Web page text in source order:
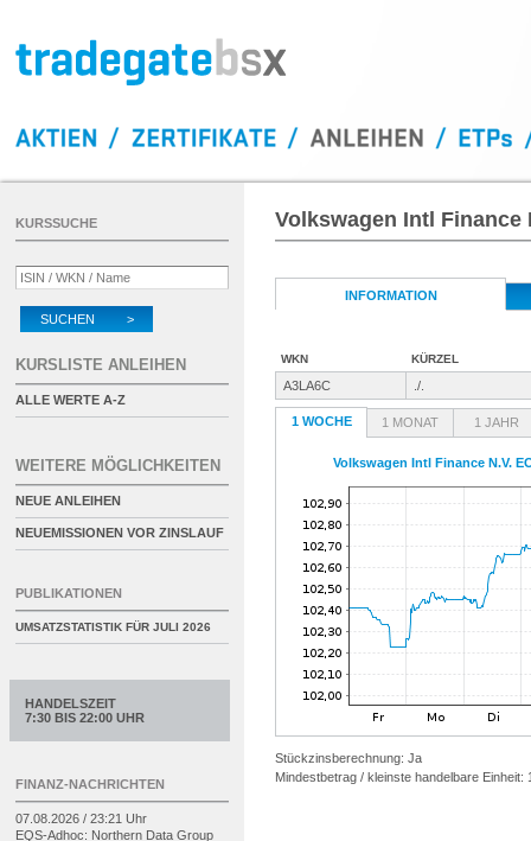
Volkswagen Intl Finance
INFORMATION
WKN KÜRZEL
A3LA6C ./.
1 WOCHE 1 MONAT 1 JAHR
Volkswagen Intl Finance N.V.
Stückzinsberechnung: Ja
Mindestbetrag / kleinste handelbare Einheit:
KURSSUCHE
SUCHEN >
KURSLISTE ANLEIHEN
ALLE WERTE A-Z
WEITERE MÖGLICHKEITEN
NEUE ANLEIHEN
NEUEMISSIONEN VOR ZINSLAUF
PUBLIKATIONEN
UMSATZSTATISTIK FÜR JULI 2026
HANDELSZEIT
7:30 BIS 22:00 UHR
FINANZ-NACHRICHTEN
07.08.2026 / 23:21 Uhr
EQS-Adhoc: Northern Data Group